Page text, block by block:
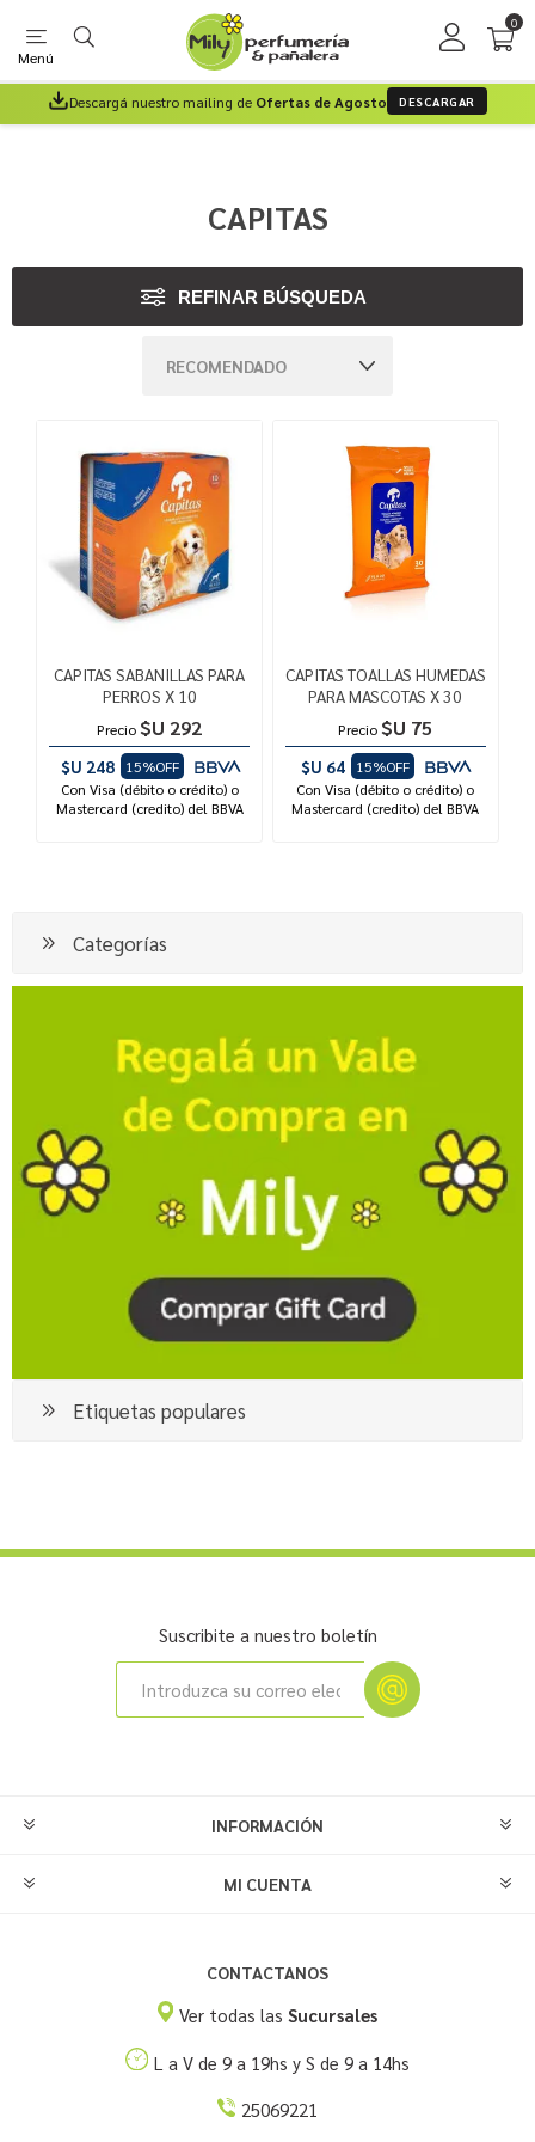
Menú
0
Descargá nuestro mailing de Ofertas de Agosto DESCARGAR
CAPITAS
REFINAR BÚSQUEDA
CAPITAS SABANILLAS PARA
PERROS X 10
Precio $U 292
$U 248
15%OFF
Con Visa (débito o crédito) o
Mastercard (credito) del BBVA
CAPITAS TOALLAS HUMEDAS
PARA MASCOTAS X 30
Precio $U 75
$U 64
15%OFF
Con Visa (débito o crédito) o
Mastercard (credito) del BBVA
Categorías
Etiquetas populares
Suscribite a nuestro boletín
INFORMACIÓN
MI CUENTA
CONTACTANOS
Ver todas lasSucursales
L a V de 9 a 19hs y S de 9 a 14hs
25069221